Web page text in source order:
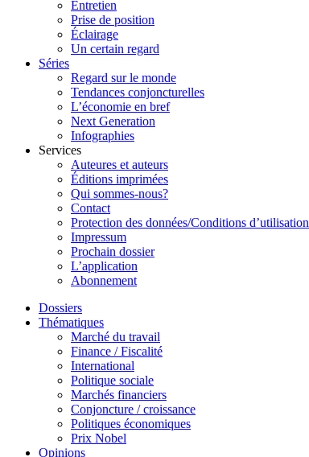
Entretien
Prise de position
Éclairage
Un certain regard
Séries
Regard sur le monde
Tendances conjoncturelles
L’économie en bref
Next Generation
Infographies
Services
Auteures et auteurs
Éditions imprimées
Qui sommes-nous?
Contact
Protection des données/Conditions d’utilisation
Impressum
Prochain dossier
L’application
Abonnement
Dossiers
Thématiques
Marché du travail
Finance / Fiscalité
International
Politique sociale
Marchés financiers
Conjoncture / croissance
Politiques économiques
Prix Nobel
Opinions